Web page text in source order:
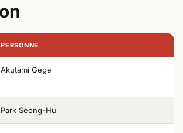
PERSONNE
Akutami Gege
Park Seong-Hu